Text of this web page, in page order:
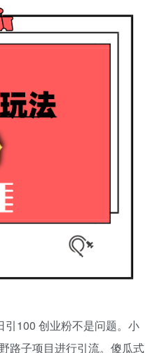
100 创业粉不是问题。小
路子项目进行引流。傻瓜式